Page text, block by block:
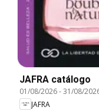
JAFRA catálogo
01/08/2026-31/08/
JAFRA